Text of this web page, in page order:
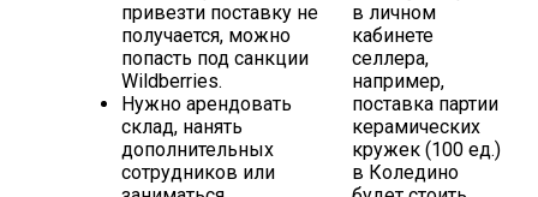
привезти поставку не
получается, можно
попасть под санкции
Wildberries.
Нужно арендовать
склад, нанять
дополнительных
сотрудников или
в личном
кабинете
селлера,
например,
поставка партии
керамических
кружек (100 ед.)
в Коледино